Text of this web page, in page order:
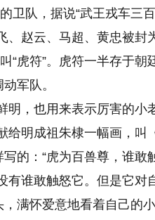
卫队，据说“武王戎车三
赵云、马超、黄忠被封
“虎符”。虎符一半存于朝
军队。
明，也用来表示厉害的小
给明成祖朱棣一幅画，叫
的：“虎为百兽尊，谁敢
有谁敢触怒它。但是它对
满怀爱意地看着自己的小